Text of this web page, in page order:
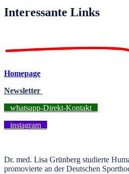
Interessante Links
Homepage
Newsletter
whatsapp-Direkt-Kontakt
instagram
Dr. med. Lisa Grünberg studierte
promovierte an der Deutschen